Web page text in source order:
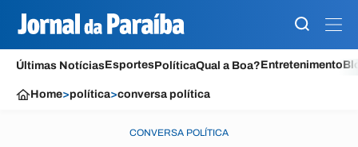
Últimas NotíciasEsportesPolíticaQual a Boa?Entretenimento
Home>política>conversa política
CONVERSA POLÍTICA